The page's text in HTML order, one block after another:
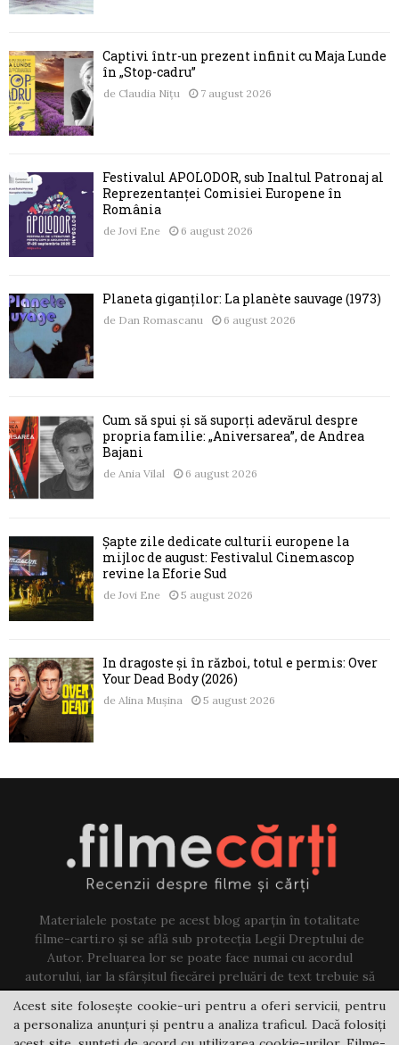
Captivi într-un prezent infinit cu Maja Lunde
în „Stop-cadru”
de Claudia Nițu 7 august 2026
Festivalul APOLODOR, sub Înaltul Patronaj al
Reprezentanței Comisiei Europene în
România
de Jovi Ene 6 august 2026
Planeta giganților: La planète sauvage (1973)
de Dan Romascanu 6 august 2026
Cum să spui și să suporți adevărul despre
propria familie: „Aniversarea”, de Andrea
Bajani
de Ania Vilal 6 august 2026
Șapte zile dedicate culturii europene la
mijloc de august: Festivalul Cinemascop
revine la Eforie Sud
de Jovi Ene 5 august 2026
În dragoste și în război, totul e permis: Over
Your Dead Body (2026)
de Alina Mușina 5 august 2026
Materialele postate pe acest blog aparțin în totalitate
filme-carti.ro și se află sub protecția Legii Dreptului de
Autor. Preluarea lor se poate face numai cu acordul
autorului, iar la sfârșitul fiecărei preluări de text trebuie să
existe un link către acest blog.
Contact us:jovi@filme-carti.ro
Acest site folosește cookie-uri pentru a oferi servicii, pentru
a personaliza anunțuri și pentru a analiza traficul. Dacă folosiți